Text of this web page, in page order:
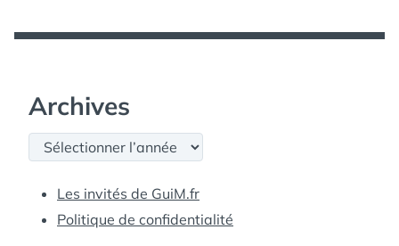
Archives
Archives
Les invités de GuiM.fr
Politique de confidentialité